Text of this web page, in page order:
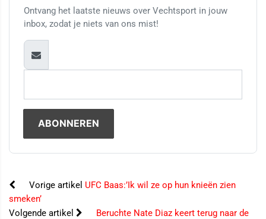
Ontvang het laatste nieuws over Vechtsport in jouw
inbox, zodat je niets van ons mist!
Vorige artikel UFC Baas:’Ik wil ze op hun knieën zien
smeken’
Volgende artikel
Beruchte Nate Diaz keert terug naar de